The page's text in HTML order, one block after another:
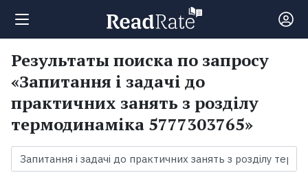
Поиск
Новости
Рейтинги
Результаты поиска по запросу
«Запитання і задачі до
практичних занять з розділу
термодинаміка 5777303765»